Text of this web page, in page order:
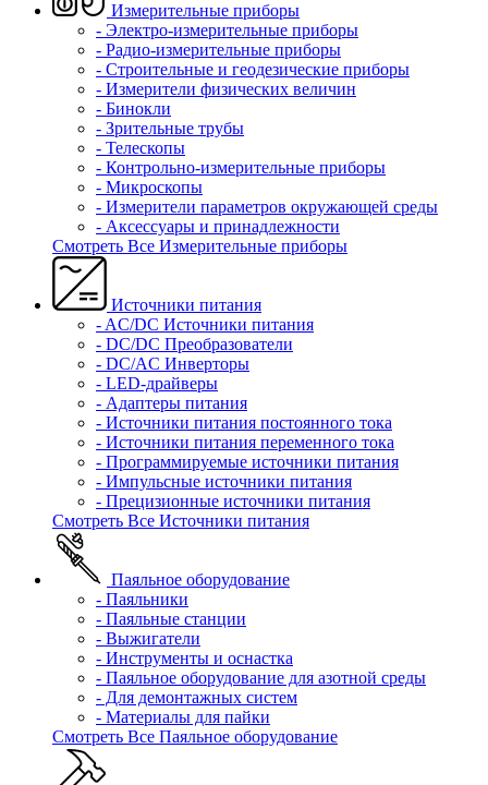
Измерительные приборы
- Электро-измерительные приборы
- Радио-измерительные приборы
- Строительные и геодезические приборы
- Измерители физических величин
- Бинокли
- Зрительные трубы
- Телескопы
- Контрольно-измерительные приборы
- Микроскопы
- Измерители параметров окружающей среды
- Аксессуары и принадлежности
Смотреть Все Измерительные приборы
Источники питания
- AC/DC Источники питания
- DC/DC Преобразователи
- DC/AC Инверторы
- LED-драйверы
- Адаптеры питания
- Источники питания постоянного тока
- Источники питания переменного тока
- Программируемые источники питания
- Импульсные источники питания
- Прецизионные источники питания
Смотреть Все Источники питания
Паяльное оборудование
- Паяльники
- Паяльные станции
- Выжигатели
- Инструменты и оснастка
- Паяльное оборудование для азотной среды
- Для демонтажных систем
- Материалы для пайки
Смотреть Все Паяльное оборудование